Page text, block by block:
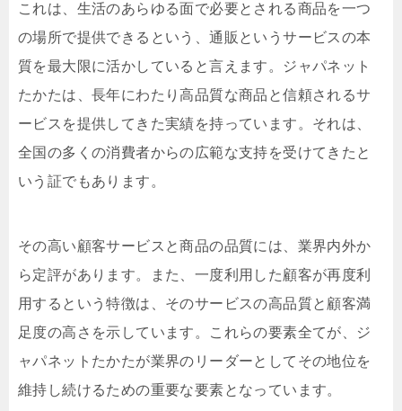
これは、生活のあらゆる面で必要とされる商品を一つ
の場所で提供できるという、通販というサービスの本
質を最大限に活かしていると言えます。ジャパネット
たかたは、長年にわたり高品質な商品と信頼されるサ
ービスを提供してきた実績を持っています。それは、
全国の多くの消費者からの広範な支持を受けてきたと
いう証でもあります。
その高い顧客サービスと商品の品質には、業界内外か
ら定評があります。また、一度利用した顧客が再度利
用するという特徴は、そのサービスの高品質と顧客満
足度の高さを示しています。これらの要素全てが、ジ
ャパネットたかたが業界のリーダーとしてその地位を
維持し続けるための重要な要素となっています。